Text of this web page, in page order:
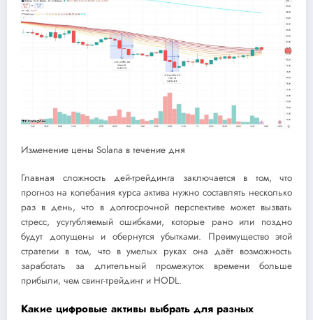
Изменение цены Solana в течение дня
Главная сложность дей-трейдинга заключается в том, что
прогноз на колебания курса актива нужно составлять несколько
раз в день, что в долгосрочной перспективе может вызвать
стресс, усугубляемый ошибками, которые рано или поздно
будут допущены и обернутся убытками. Преимущество этой
стратегии в том, что в умелых руках она даёт возможность
заработать за длительный промежуток времени больше
прибыли, чем свинг-трейдинг и HODL.
Какие цифровые активы выбрать для разных